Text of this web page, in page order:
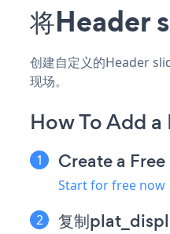
将Header
创建自定义的Header
现场。
How To Add
Create a
Start for free now
复制